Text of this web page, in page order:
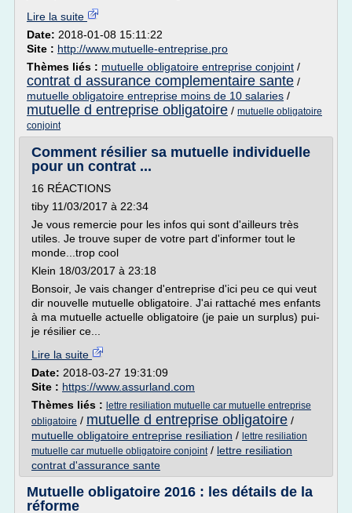
Lire la suite
Date: 2018-01-08 15:11:22
Site : http://www.mutuelle-entreprise.pro
Thèmes liés : mutuelle obligatoire entreprise conjoint /
contrat d assurance complementaire sante /
mutuelle obligatoire entreprise moins de 10 salaries /
mutuelle d entreprise obligatoire / mutuelle obligatoire
conjoint
Comment résilier sa mutuelle individuelle
pour un contrat ...
16 RÉACTIONS
tiby 11/03/2017 à 22:34
Je vous remercie pour les infos qui sont d'ailleurs très
utiles. Je trouve super de votre part d'informer tout le
monde...trop cool
Klein 18/03/2017 à 23:18
Bonsoir, Je vais changer d'entreprise d'ici peu ce qui veut
dir nouvelle mutuelle obligatoire. J'ai rattaché mes enfants
à ma mutuelle actuelle obligatoire (je paie un surplus) pui-
je résilier ce...
Lire la suite
Date: 2018-03-27 19:31:09
Site : https://www.assurland.com
Thèmes liés : lettre resiliation mutuelle car mutuelle entreprise
obligatoire / mutuelle d entreprise obligatoire /
mutuelle obligatoire entreprise resiliation / lettre resiliation
mutuelle car mutuelle obligatoire conjoint/ lettre resiliation
contrat d'assurance sante
Mutuelle obligatoire 2016 : les détails de la
réforme